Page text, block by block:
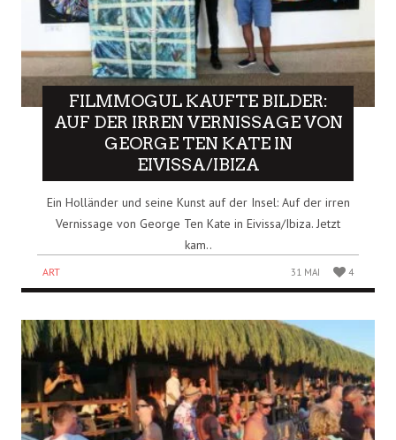
FILMMOGUL KAUFTE BILDER:
AUF DER IRREN VERNISSAGE VON
GEORGE TEN KATE IN
EIVISSA/IBIZA
Ein Holländer und seine Kunst auf der Insel: Auf der irren
Vernissage von George Ten Kate in Eivissa/Ibiza. Jetzt
kam..
ART 31 MAI 4